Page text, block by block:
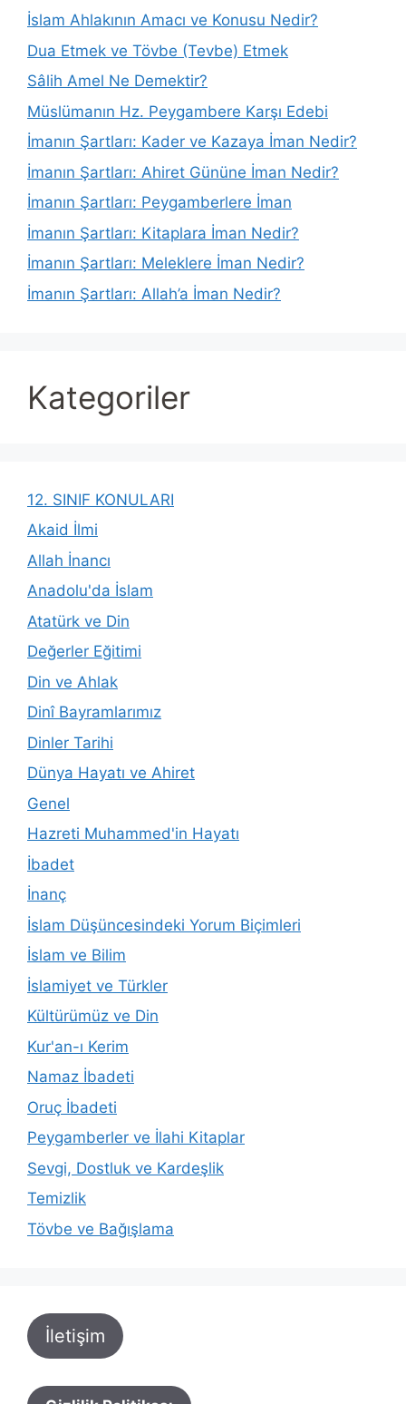
İslam Ahlakının Amacı ve Konusu Nedir?
Dua Etmek ve Tövbe (Tevbe) Etmek
Sâlih Amel Ne Demektir?
Müslümanın Hz. Peygambere Karşı Edebi
İmanın Şartları: Kader ve Kazaya İman Nedir?
İmanın Şartları: Ahiret Gününe İman Nedir?
İmanın Şartları: Peygamberlere İman
İmanın Şartları: Kitaplara İman Nedir?
İmanın Şartları: Meleklere İman Nedir?
İmanın Şartları: Allah’a İman Nedir?
Kategoriler
12. SINIF KONULARI
Akaid İlmi
Allah İnancı
Anadolu'da İslam
Atatürk ve Din
Değerler Eğitimi
Din ve Ahlak
Dinî Bayramlarımız
Dinler Tarihi
Dünya Hayatı ve Ahiret
Genel
Hazreti Muhammed'in Hayatı
İbadet
İnanç
İslam Düşüncesindeki Yorum Biçimleri
İslam ve Bilim
İslamiyet ve Türkler
Kültürümüz ve Din
Kur'an-ı Kerim
Namaz İbadeti
Oruç İbadeti
Peygamberler ve İlahi Kitaplar
Sevgi, Dostluk ve Kardeşlik
Temizlik
Tövbe ve Bağışlama
İletişim